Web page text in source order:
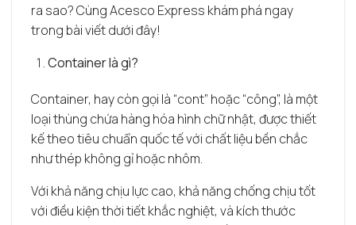
ra sao? Cùng Acesco Express khám phá ngay
trong bài viết dưới đây!
Container là gì?
Container, hay còn gọi là “cont” hoặc “công”, là một
loại thùng chứa hàng hóa hình chữ nhật, được thiết
kế theo tiêu chuẩn quốc tế với chất liệu bền chắc
như thép không gỉ hoặc nhôm.
Với khả năng chịu lực cao, khả năng chống chịu tốt
với điều kiện thời tiết khắc nghiệt, và kích thước